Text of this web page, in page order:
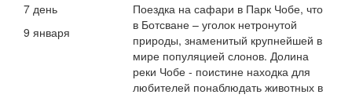
7 день
9 января
Поездка на сафари в Парк Чобе, что
в Ботсване – уголок нетронутой
природы, знаменитый крупнейшей в
мире популяцией слонов. Долина
реки Чобе - поистине находка для
любителей понаблюдать животных в